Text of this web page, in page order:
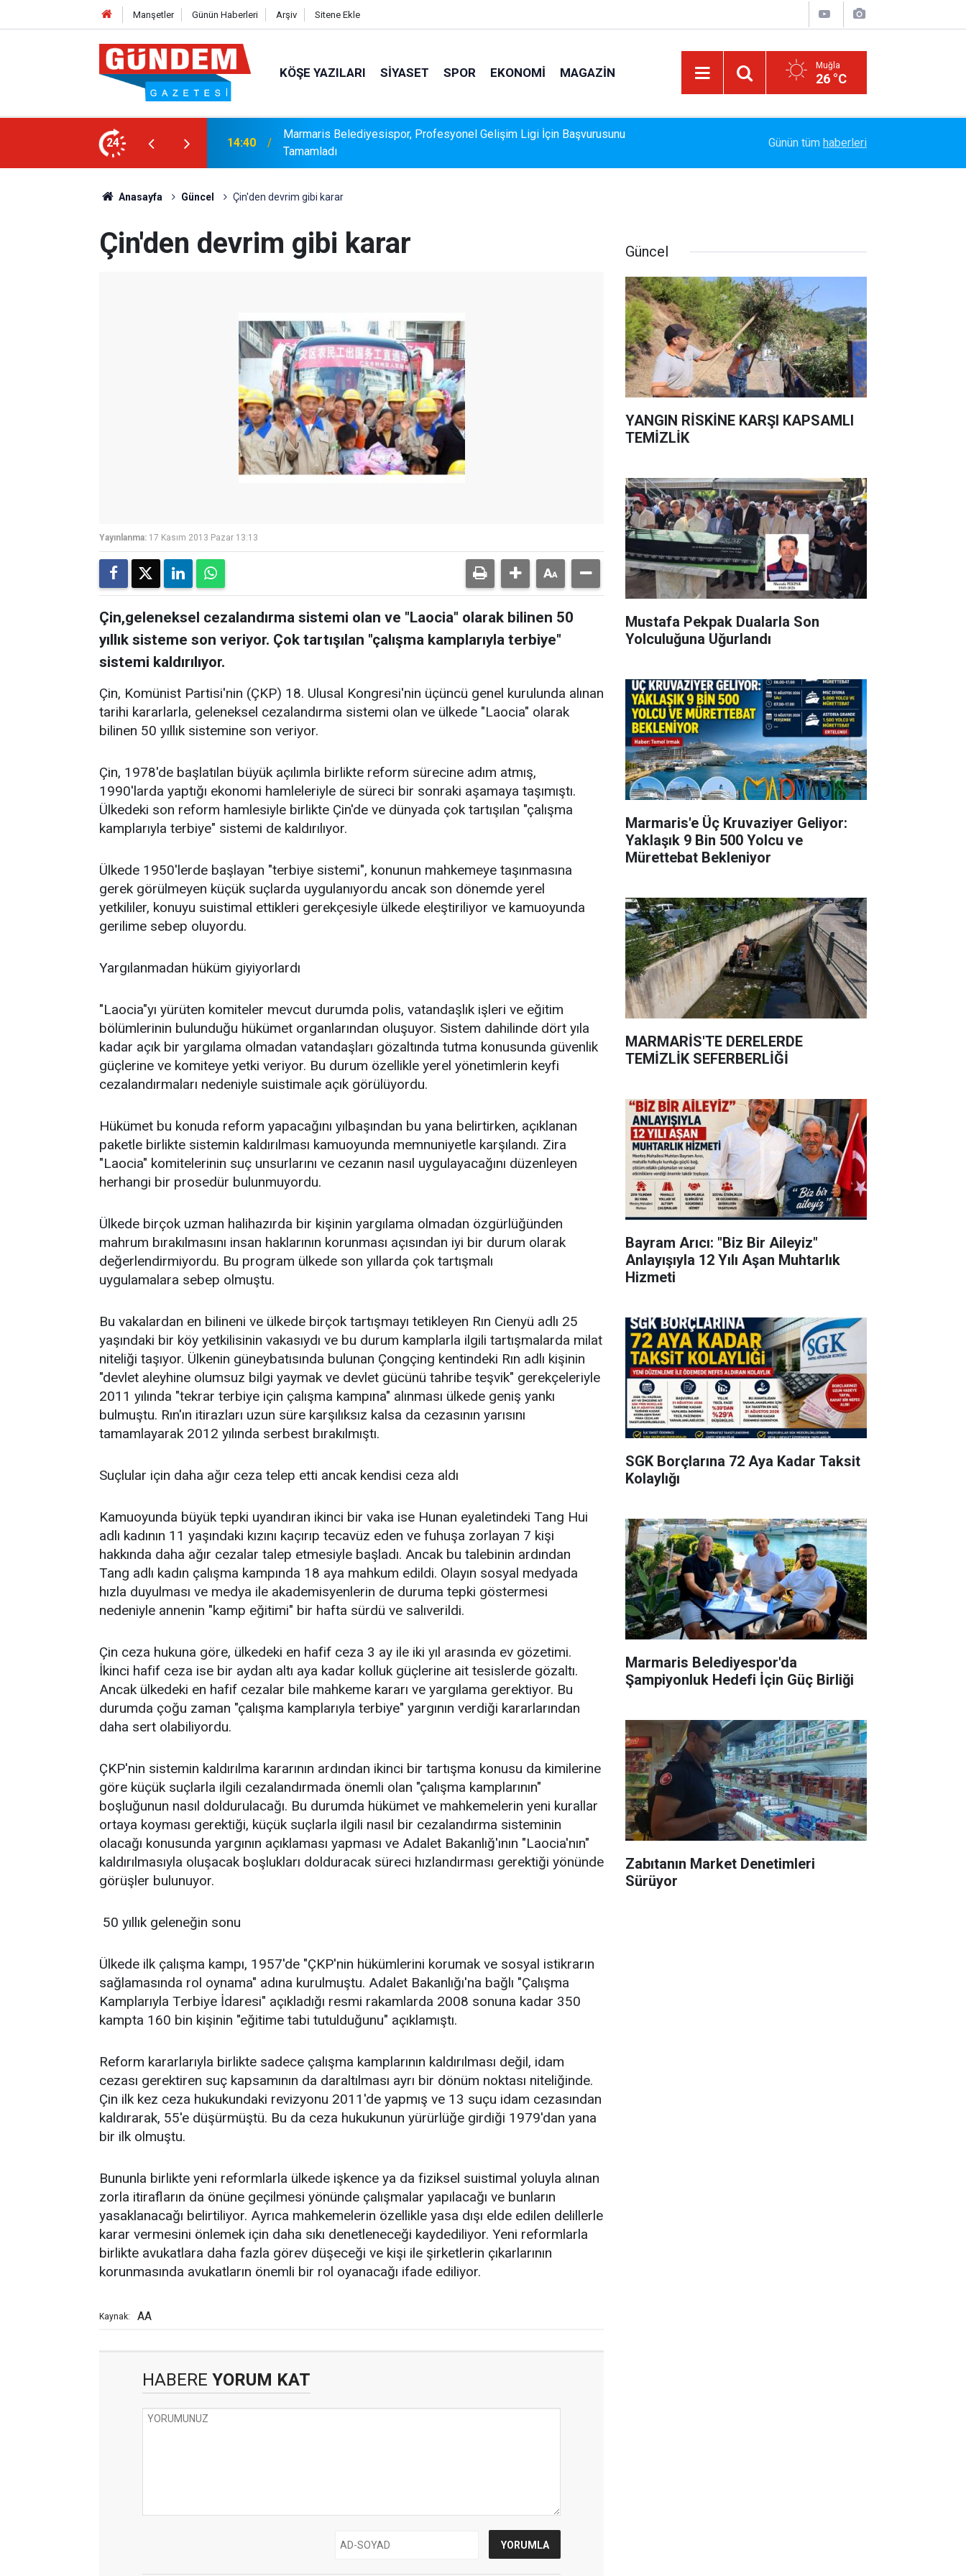
Manşetler Günün Haberleri Arşiv Sitene Ekle
KÖŞE YAZILARI SIYASET SPOR EKONOMI MAGAZIN Muğla
26 °C
24
Gelişim Ligi İçin Başvurusunu
14:15 Bakanlık Veri Sunamadı: Metin Ergun'dan Turizm Eleştirisi
Vazgeç Gel"
Günün tüm haberleri
Anasayfa Güncel Çin'den devrim gibi karar
Çin'den devrim gibi karar
Yayınlanma: 17 Kasım 2013 Pazar 13:13
Çin,geleneksel cezalandırma sistemi olan ve "Laocia" olarak bilinen 50
yıllık sisteme son veriyor. Çok tartışılan "çalışma kamplarıyla terbiye"
sistemi kaldırılıyor.
Çin, Komünist Partisi'nin (ÇKP) 18. Ulusal Kongresi'nin üçüncü genel kurulunda alınan
tarihi kararlarla, geleneksel cezalandırma sistemi olan ve ülkede "Laocia" olarak
bilinen 50 yıllık sistemine son veriyor.
Çin, 1978'de başlatılan büyük açılımla birlikte reform sürecine adım atmış,
1990'larda yaptığı ekonomi hamleleriyle de süreci bir sonraki aşamaya taşımıştı.
Ülkedeki son reform hamlesiyle birlikte Çin'de ve dünyada çok tartışılan "çalışma
kamplarıyla terbiye" sistemi de kaldırılıyor.
Ülkede 1950'lerde başlayan "terbiye sistemi", konunun mahkemeye taşınmasına
gerek görülmeyen küçük suçlarda uygulanıyordu ancak son dönemde yerel
yetkililer, konuyu suistimal ettikleri gerekçesiyle ülkede eleştiriliyor ve kamuoyunda
gerilime sebep oluyordu.
Yargılanmadan hüküm giyiyorlardı
"Laocia"yı yürüten komiteler mevcut durumda polis, vatandaşlık işleri ve eğitim
bölümlerinin bulunduğu hükümet organlarından oluşuyor. Sistem dahilinde dört yıla
kadar açık bir yargılama olmadan vatandaşları gözaltında tutma konusunda güvenlik
güçlerine ve komiteye yetki veriyor. Bu durum özellikle yerel yönetimlerin keyfi
cezalandırmaları nedeniyle suistimale açık görülüyordu.
Hükümet bu konuda reform yapacağını yılbaşından bu yana belirtirken, açıklanan
paketle birlikte sistemin kaldırılması kamuoyunda memnuniyetle karşılandı. Zira
"Laocia" komitelerinin suç unsurlarını ve cezanın nasıl uygulayacağını düzenleyen
herhangi bir prosedür bulunmuyordu.
Ülkede birçok uzman halihazırda bir kişinin yargılama olmadan özgürlüğünden
mahrum bırakılmasını insan haklarının korunması açısından iyi bir durum olarak
değerlendirmiyordu. Bu program ülkede son yıllarda çok tartışmalı
uygulamalara sebep olmuştu.
Bu vakalardan en bilineni ve ülkede birçok tartışmayı tetikleyen Rın Cienyü adlı 25
yaşındaki bir köy yetkilisinin vakasıydı ve bu durum kamplarla ilgili tartışmalarda milat
niteliği taşıyor. Ülkenin güneybatısında bulunan Çongçing kentindeki Rın adlı kişinin
"devlet aleyhine olumsuz bilgi yaymak ve devlet gücünü tahribe teşvik" gerekçeleriyle
2011 yılında "tekrar terbiye için çalışma kampına" alınması ülkede geniş yankı
bulmuştu. Rın'ın itirazları uzun süre karşılıksız kalsa da cezasının yarısını
tamamlayarak 2012 yılında serbest bırakılmıştı.
Suçlular için daha ağır ceza telep etti ancak kendisi ceza aldı
Kamuoyunda büyük tepki uyandıran ikinci bir vaka ise Hunan eyaletindeki Tang Hui
adlı kadının 11 yaşındaki kızını kaçırıp tecavüz eden ve fuhuşa zorlayan 7 kişi
hakkında daha ağır cezalar talep etmesiyle başladı. Ancak bu talebinin ardından
Tang adlı kadın çalışma kampında 18 aya mahkum edildi. Olayın sosyal medyada
hızla duyulması ve medya ile akademisyenlerin de duruma tepki göstermesi
nedeniyle annenin "kamp eğitimi" bir hafta sürdü ve salıverildi.
Çin ceza hukuna göre, ülkedeki en hafif ceza 3 ay ile iki yıl arasında ev gözetimi.
İkinci hafif ceza ise bir aydan altı aya kadar kolluk güçlerine ait tesislerde gözaltı.
Ancak ülkedeki en hafif cezalar bile mahkeme kararı ve yargılama gerektiyor. Bu
durumda çoğu zaman "çalışma kamplarıyla terbiye" yargının verdiği kararlarından
daha sert olabiliyordu.
ÇKP'nin sistemin kaldırılma kararının ardından ikinci bir tartışma konusu da kimilerine
göre küçük suçlarla ilgili cezalandırmada önemli olan "çalışma kamplarının"
boşluğunun nasıl doldurulacağı. Bu durumda hükümet ve mahkemelerin yeni kurallar
ortaya koyması gerektiği, küçük suçlarla ilgili nasıl bir cezalandırma sisteminin
olacağı konusunda yargının açıklaması yapması ve Adalet Bakanlığ'ının "Laocia'nın"
kaldırılmasıyla oluşacak boşlukları dolduracak süreci hızlandırması gerektiği yönünde
görüşler bulunuyor.
50 yıllık geleneğin sonu
Ülkede ilk çalışma kampı, 1957'de "ÇKP'nin hükümlerini korumak ve sosyal istikrarın
sağlamasında rol oynama" adına kurulmuştu. Adalet Bakanlığı'na bağlı "Çalışma
Kamplarıyla Terbiye İdaresi" açıkladığı resmi rakamlarda 2008 sonuna kadar 350
kampta 160 bin kişinin "eğitime tabi tutulduğunu" açıklamıştı.
Reform kararlarıyla birlikte sadece çalışma kamplarının kaldırılması değil, idam
cezası gerektiren suç kapsamının da daraltılması ayrı bir dönüm noktası niteliğinde.
Çin ilk kez ceza hukukundaki revizyonu 2011'de yapmış ve 13 suçu idam cezasından
kaldırarak, 55'e düşürmüştü. Bu da ceza hukukunun yürürlüğe girdiği 1979'dan yana
bir ilk olmuştu.
Bununla birlikte yeni reformlarla ülkede işkence ya da fiziksel suistimal yoluyla alınan
zorla itirafların da önüne geçilmesi yönünde çalışmalar yapılacağı ve bunların
yasaklanacağı belirtiliyor. Ayrıca mahkemelerin özellikle yasa dışı elde edilen delillerle
karar vermesini önlemek için daha sıkı denetleneceği kaydediliyor. Yeni reformlarla
birlikte avukatlara daha fazla görev düşeceği ve kişi ile şirketlerin çıkarlarının
korunmasında avukatların önemli bir rol oyanacağı ifade ediliyor.
Kaynak: AA
HABERE YORUM KAT
Güncel
YANGIN RİSKİNE KARŞI KAPSAMLI
TEMİZLİK
Mustafa Pekpak Dualarla Son
Yolculuğuna Uğurlandı
Marmaris'e Üç Kruvaziyer Geliyor:
Yaklaşık 9 Bin 500 Yolcu ve
Mürettebat Bekleniyor
MARMARİS'TE DERELERDE
TEMİZLİK SEFERBERLİĞİ
Bayram Arıcı: "Biz Bir Aileyiz"
Anlayışıyla 12 Yılı Aşan Muhtarlık
Hizmeti
SGK Borçlarına 72 Aya Kadar Taksit
Kolaylığı
Marmaris Belediyespor'da
Şampiyonluk Hedefi İçin Güç Birliği
Zabıtanın Market Denetimleri
Sürüyor